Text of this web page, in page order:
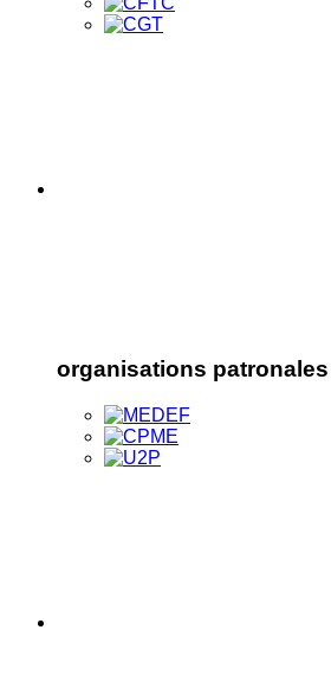
organisations patronales